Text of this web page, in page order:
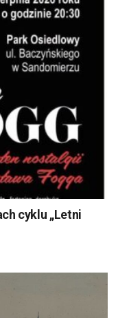
cyklu „Letni